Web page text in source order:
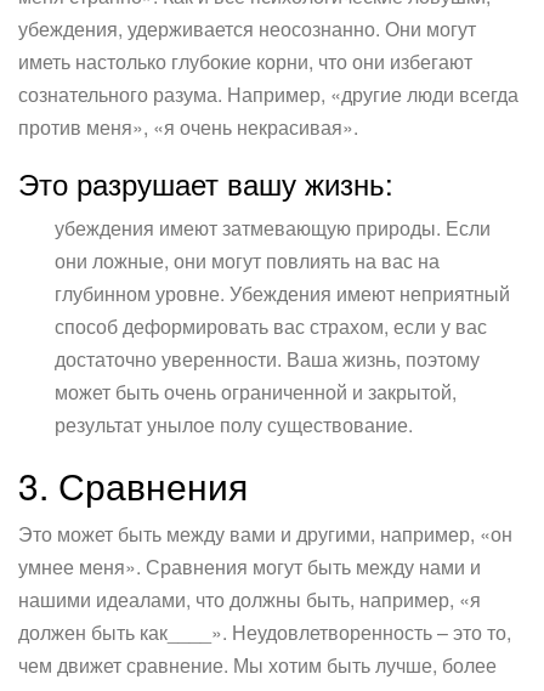
убеждения, удерживается неосознанно. Они могут
иметь настолько глубокие корни, что они избегают
сознательного разума. Например, «другие люди всегда
против меня», «я очень некрасивая».
Это разрушает вашу жизнь:
убеждения имеют затмевающую природы. Если
они ложные, они могут повлиять на вас на
глубинном уровне. Убеждения имеют неприятный
способ деформировать вас страхом, если у вас
достаточно уверенности. Ваша жизнь, поэтому
может быть очень ограниченной и закрытой,
результат унылое полу существование.
3. Сравнения
Это может быть между вами и другими, например, «он
умнее меня». Сравнения могут быть между нами и
нашими идеалами, что должны быть, например, «я
должен быть как____». Неудовлетворенность – это то,
чем движет сравнение. Мы хотим быть лучше, более